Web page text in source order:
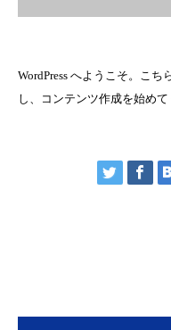
WordPress へようこそ。こ
し、コンテンツ作成を始めて